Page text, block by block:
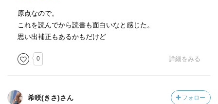
原点なので。
これを読んでから読書も面白いなと感じた。
思い出補正もあるかもだけど
0 詳細をみる
希咲(きさ)さん フォロー